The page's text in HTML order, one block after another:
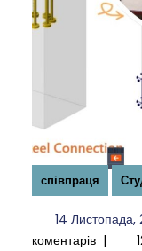
співпраця
14 Листопада,
коментарів |